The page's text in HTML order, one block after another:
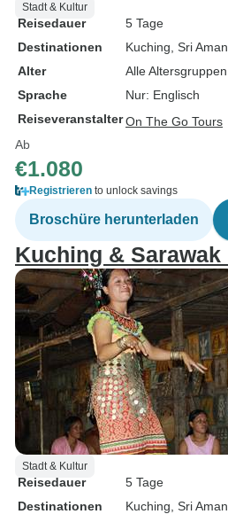
Stadt & Kultur
Reisedauer
5 Tage
Destinationen
Kuching , Sri Aman
Alter
Alle
Sprache
Nur: Englisch
ReiseveranstalterOn The Go Tours
Ab
€1.080
Registrieren to unlock savings
Broschüre herunterladen
Kuching & Sarawak
Stadt & Kultur
Reisedauer
5 Tage
Destinationen
Kuching , Sri Aman